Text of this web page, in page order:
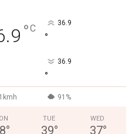
°C 36.9
°
36.9
°
91%
°
TUE
39°
WED
37°